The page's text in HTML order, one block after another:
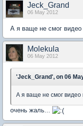
Jeck_Grand
06 May 2012
А я ваще не смог
Molekula
06 May 2012
'Jeck_Grand', on 06
А я ваще не смог
очень жаль...